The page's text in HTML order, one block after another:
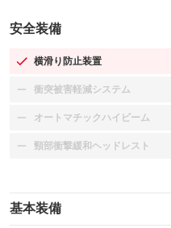
安全装備
横滑り防止装置
：装備あり
衝突被害軽減システム
：装備なし
オートマチックハイビーム
：装備なし
頸部衝撃緩和ヘッドレスト
：装備なし
基本装備